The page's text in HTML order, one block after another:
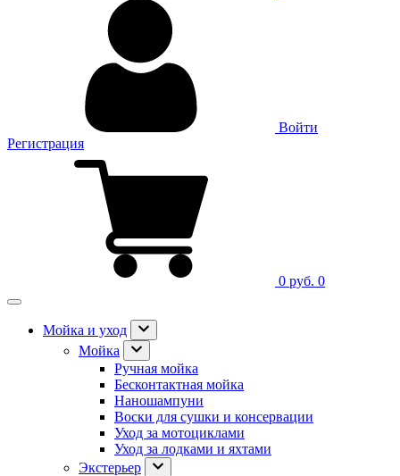
Войти
Регистрация
0 руб. 0
Мойка и уход
Мойка
Ручная мойка
Бесконтактная мойка
Наношампуни
Воски для сушки и консервации
Уход за мотоциклами
Уход за лодками и яхтами
Экстерьер